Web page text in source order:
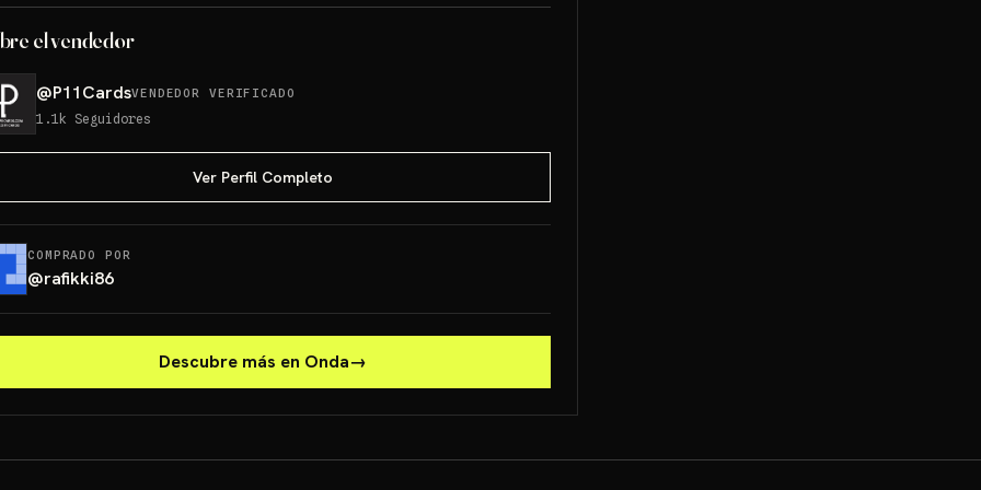
el vendedor
@P11CardsVENDEDOR VERIFICADO
1.1k Seguidores
Ver Perfil Completo
COMPRADO POR
@rafikki86
Descubre más en Onda→